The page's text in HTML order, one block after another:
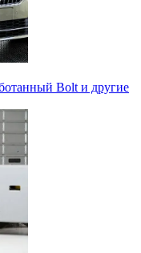
Bolt и другие